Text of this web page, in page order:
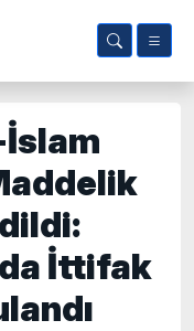
İslam
İttifak